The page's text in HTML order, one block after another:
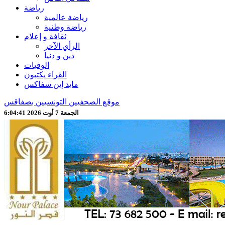
رياضة
رياضة عالمية
رياضة وطنية
ثقافة و إعلام
الرأي الآخر
دين و دنيا
الوفيات
القراء يكتبون
مايد إين سفاكس
موقع الصحفيين التونسيين بصفاقس
الجمعة 7 أوت 2026 6:04:44